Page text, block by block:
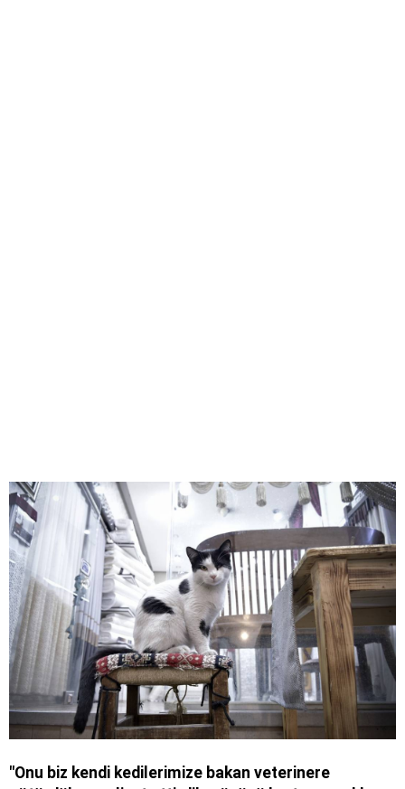
"Onu biz kendi kedilerimize bakan veterinere